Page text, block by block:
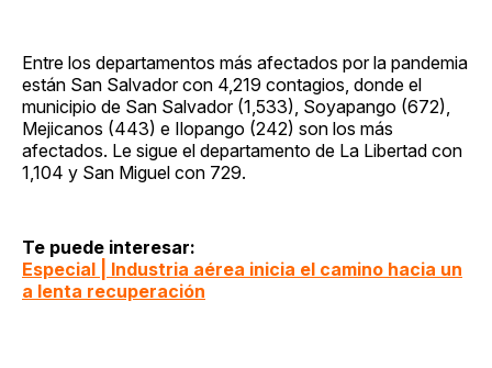
Entre los departamentos más afectados por la pandemia
están San Salvador con 4,219 contagios, donde el
municipio de San Salvador (1,533), Soyapango (672),
Mejicanos (443) e Ilopango (242) son los más
afectados. Le sigue el departamento de La Libertad con
1,104 y San Miguel con 729.
Te puede interesar:
Especial | Industria aérea inicia el camino hacia un
a lenta recuperación